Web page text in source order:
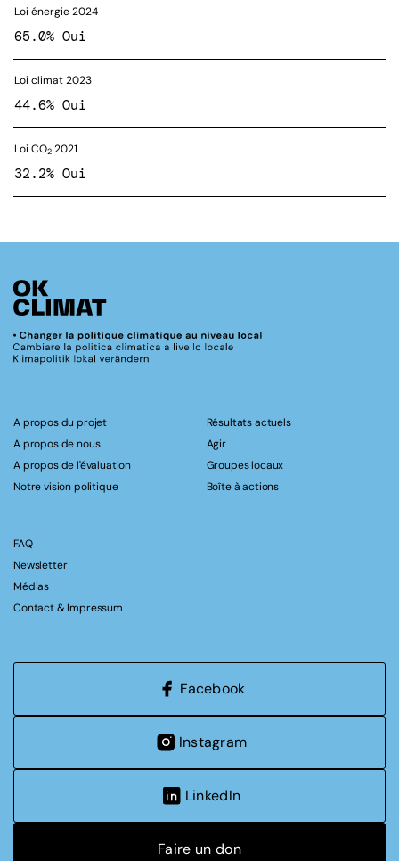
Loi énergie 2024
65.0% Oui
Loi climat 2023
44.6% Oui
Loi CO2 2021
32.2% Oui
A propos du projet
A propos de nous
A propos de l'évaluation
Notre vision politique
Résultats actuels
Agir
Groupes locaux
Boîte à actions
FAQ
Newsletter
Médias
Contact & Impressum
Facebook
Instagram
LinkedIn
Faire un don